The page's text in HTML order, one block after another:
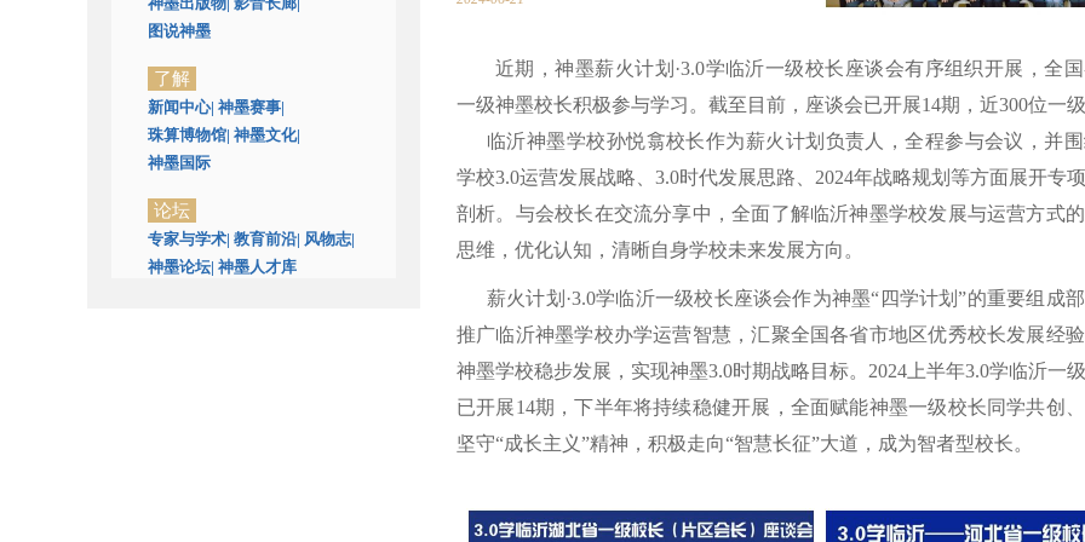
图说神墨
了解
新闻中心| 神墨赛事|
珠算博物馆| 神墨文化|
神墨国际
论坛
专家与学术| 教育前沿| 风物志|
神墨论坛| 神墨人才库
近期，神墨薪火计划·3.0学临沂一级校长座谈会有序组织开展，全
一级神墨校长积极参与学习。截至目前，座谈会已开展14期，近300位一
临沂神墨学校孙悦翕校长作为薪火计划负责人，全程参与会议，并
学校3.0运营发展战略、3.0时代发展思路、2024年战略规划等方面展开专
剖析。与会校长在交流分享中，全面了解临沂神墨学校发展与运营方式
思维，优化认知，清晰自身学校未来发展方向。
薪火计划·3.0学临沂一级校长座谈会作为神墨“四学计划”的重要组成
推广临沂神墨学校办学运营智慧，汇聚全国各省市地区优秀校长发展经
神墨学校稳步发展，实现神墨3.0时期战略目标。2024上半年3.0学临沂一
已开展14期，下半年将持续稳健开展，全面赋能神墨一级校长同学共创
坚守“成长主义”精神，积极走向“智慧长征”大道，成为智者型校长。